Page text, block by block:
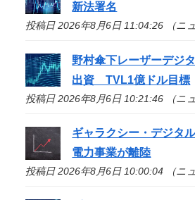
新法署名
投稿日 2026年8月6日 11:04:26 （ニ
野村傘下レーザーデジ
出資 TVL1億ドル目標
投稿日 2026年8月6日 10:21:46 （ニ
ギャラクシー・デジタ
電力事業が離陸
投稿日 2026年8月6日 10:00:04 （ニ